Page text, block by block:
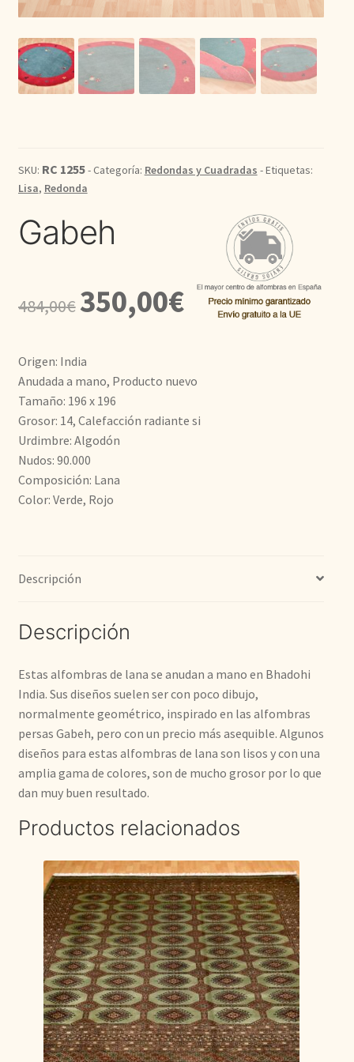
Redondas
Pasillo
SKU: RC 1255- Categoría: Redondas y Cuadradas - Etiquetas:
Lisa, Redonda
Gabeh
484,00€
El
precio
era:
484,00€.
350,00€El
precio
es:
Origen: India
Anudada a mano, Producto nuevo
Tamaño: 196 x 196
Grosor: 14, Calefacción radiante si
Urdimbre: Algodón
Nudos: 90.000
Composición: Lana
Color: Verde, Rojo
Descripción
Descripción
Estas alfombras de lana se anudan a mano en Bhadohi
India. Sus diseños suelen ser con poco dibujo,
normalmente geométrico, inspirado en las alfombras
persas Gabeh, pero con un precio más asequible. Algunos
diseños para estas alfombras de lana son lisos y con una
amplia gama de colores, son de mucho grosor por lo que
dan muy buen resultado.
Productos relacionados